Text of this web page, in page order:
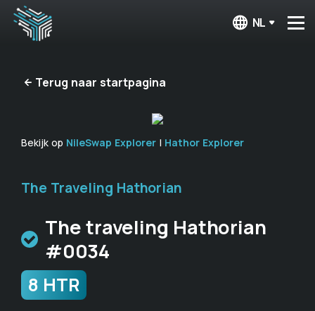
NL
Terug naar startpagina
Bekijk op NileSwap Explorer | Hathor Explorer
The Traveling Hathorian
The traveling Hathorian
#0034
8 HTR